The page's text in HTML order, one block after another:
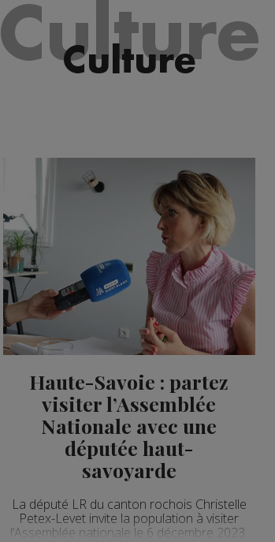
Culture
Culture
Haute-Savoie : partez
visiter l’Assemblée
Nationale avec une
députée haut-
savoyarde
La député LR du canton rochois Christelle
Petex-Levet invite la population à visiter
l’Assemblée nationale le 6 décembre 2023.